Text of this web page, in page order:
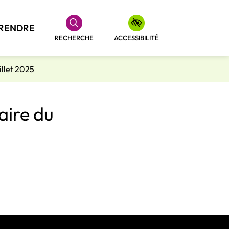
RECHERCHE ACCESSIBILITÉ
2025
du